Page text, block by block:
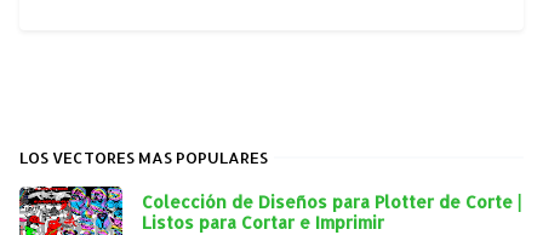
LOS VECTORES MAS POPULARES
Colección de Diseños para Plotter de Corte |
Listos para Cortar e Imprimir